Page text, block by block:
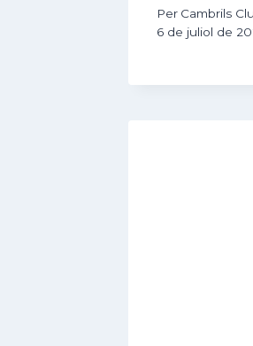
Per Cambrils
6 de juliol de